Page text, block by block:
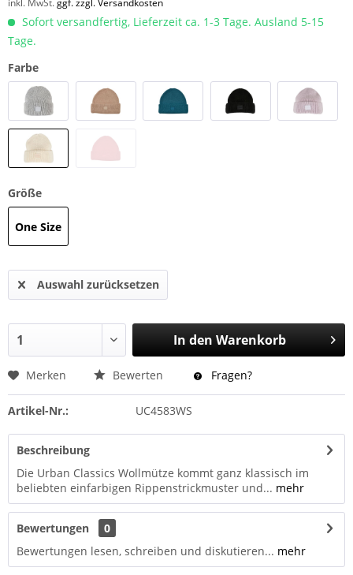
inkl. MwSt.ggf. zzgl. Versandkosten
Sofort versandfertig, Lieferzeit ca. 1-3 Tage. Ausland 5-15
Tage.
Farbe
Größe
One Size
Auswahl zurücksetzen
In den Warenkorb
Merken Bewerten Fragen?
Artikel-Nr.: UC4583WS
Beschreibung
Die Urban Classics Wollmütze kommt ganz klassisch im
beliebten einfarbigen Rippenstrickmuster und... mehr
Bewertungen
0
Bewertungen lesen, schreiben und diskutieren... mehr